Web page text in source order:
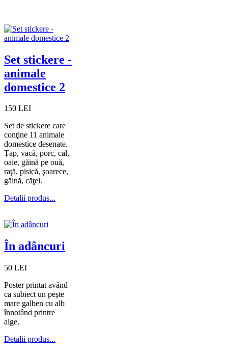
Set stickere -
animale
domestice 2
150 LEI
Set de stickere care
conţine 11 animale
domestice desenate.
Ţap, vacă, porc, cal,
oaie, găină pe ouă,
raţă, pisică, şoarece,
găină, căţel.
Detalii produs...
În adâncuri
50 LEI
Poster printat având
ca subiect un peşte
mare galben cu alb
înnotând printre
alge.
Detalii produs...